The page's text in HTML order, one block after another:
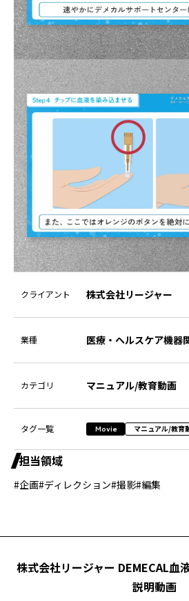
クライアント 株式会社リージャー
業種 医療・ヘルスケア機器
カテゴリ マニュアル/教育動画
タグ一覧 Movie マニュアル/教育
担当領域
#企画#ディレクション#撮影#編集
株式会社リージャー DEMECAL血
説明動画